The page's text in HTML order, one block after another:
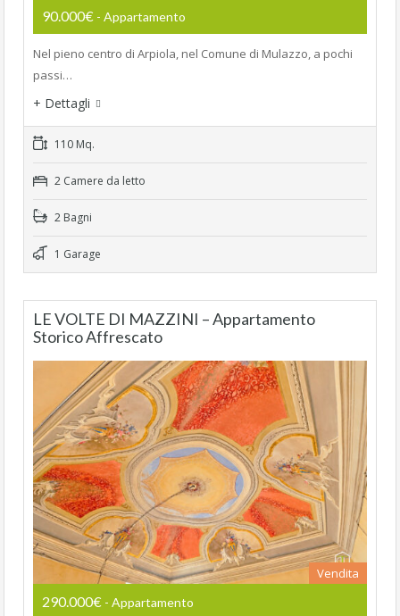
90.000€ - Appartamento
Nel pieno centro di Arpiola, nel Comune di Mulazzo, a pochi
passi…
+ Dettagli
110 Mq.
2 Camere da letto
2 Bagni
1 Garage
LE VOLTE DI MAZZINI – Appartamento
Storico Affrescato
Vendita
290.000€ - Appartamento